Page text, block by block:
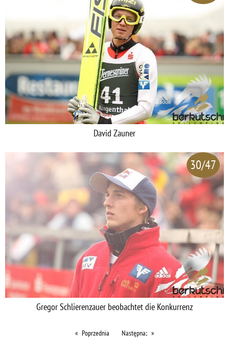
David Zauner
30/47
Gregor Schlierenzauer beobachtet die Konkurrenz
Poprzednia Następna;